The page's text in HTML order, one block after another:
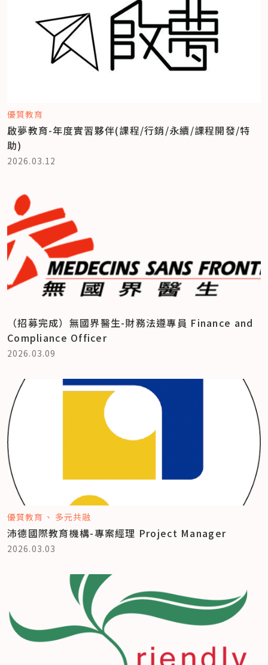
優質教育
啟夢教育-年度實習夥伴(課程/行銷/永續/課程開發/特
助)
2026.03.12
（招募完成）無國界醫生-財務法遵專員 Finance and
Compliance Officer
2026.03.09
優質教育 多元共融
沛德國際教育機構-專案經理 Project Manager
2026.03.03